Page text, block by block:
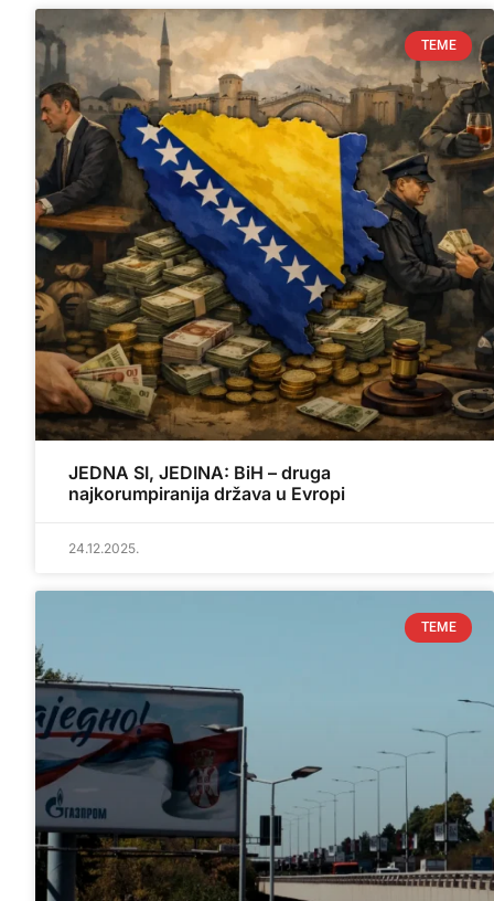
TEME
JEDNA SI, JEDINA: BiH – druga
najkorumpiranija država u Evropi
24.12.2025.
TEME